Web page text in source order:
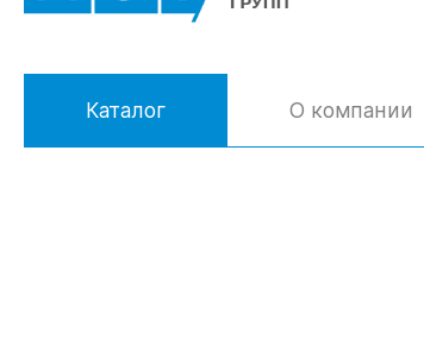
Каталог О компании